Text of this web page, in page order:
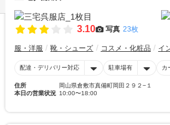
3.10 写真 23枚
服・洋服 靴・シューズ コスメ・化粧品 イ
配達・デリバリー対応 駐車場有 カ
住所
岡山県倉敷市真備町岡田２９２−１
本日の営業状況 10:00〜18:00